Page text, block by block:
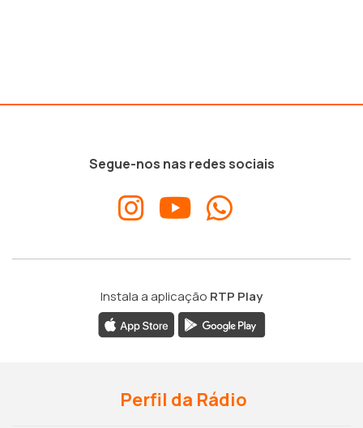
Segue-nos nas redes sociais
Instala a aplicação RTP Play
Perfil da Rádio